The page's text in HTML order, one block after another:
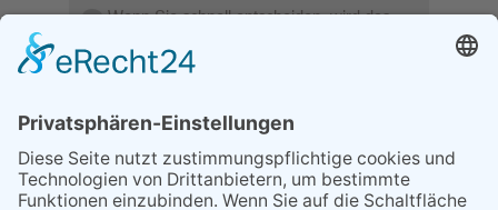
Wenn Sie schnell entscheiden, wird das
Objekt …
Bahnübergang Rüdesheim
Sperrung für Wassersportler schlägt hohe
Sperrung der Stillgewässer
Kommentiert vor: 1 Jahr 50 Wochen